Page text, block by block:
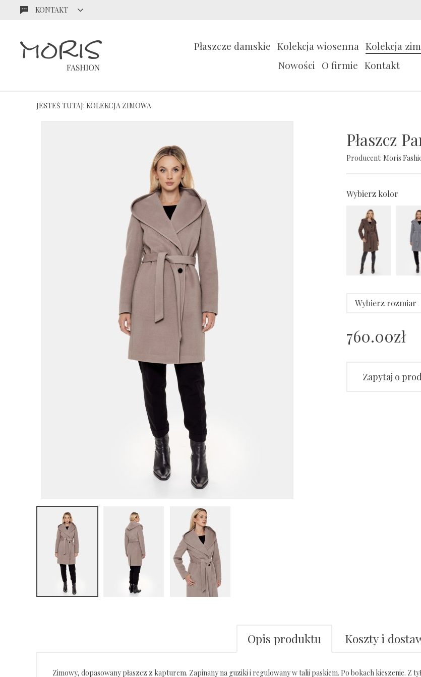
głównego
menu w
stopce
KONTAKT
Płaszcze damskie Kolekcja wiosenna Kolekcja
Nowości
O firmie Kontakt
JESTEŚ TUTAJ: KOLEKCJA ZIMOWA
Płaszcz
Producent: Moris
Wybierz kolor
Wybierz rozmiar
760.00zł
Zapytaj o
Opis produktu Koszty i
Zimowy, dopasowany płaszcz z kapturem. Zapinany na guziki i regulowany w talii paskiem. Po bokach kieszenie. Z